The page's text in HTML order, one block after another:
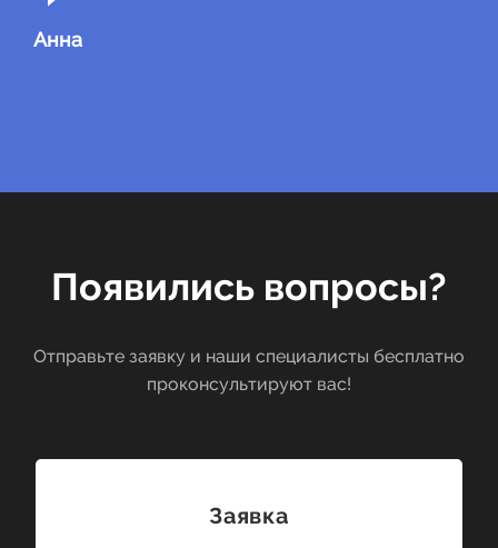
Анна
Появились вопросы?
Отправьте заявку и наши специалисты бесплатно
проконсультируют вас!
Заявка